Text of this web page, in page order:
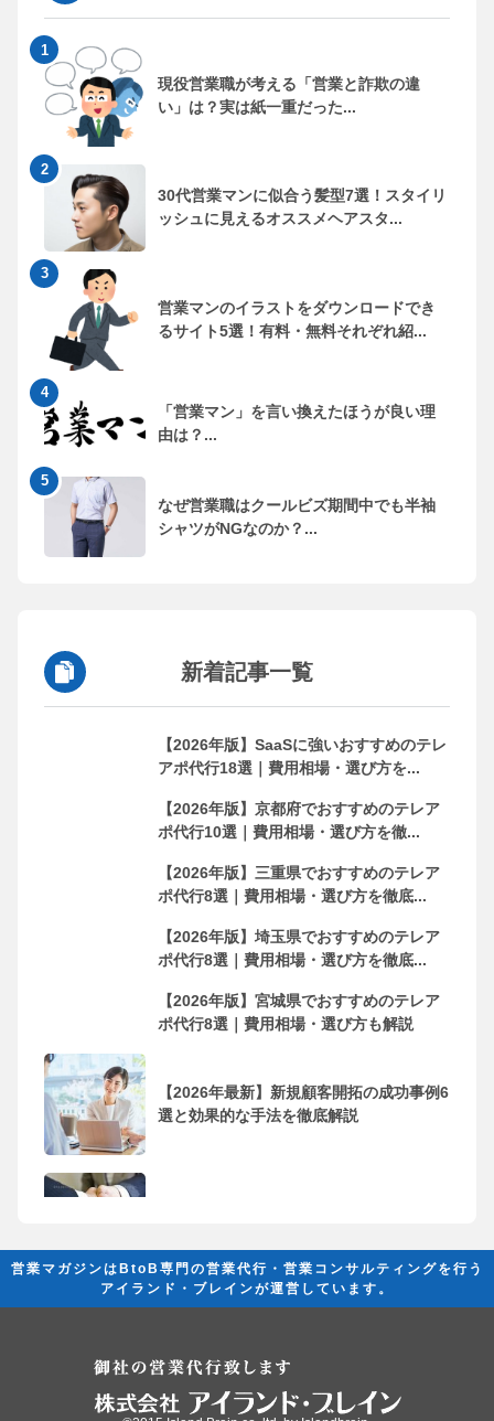
現役営業職が考える「営業と詐欺の違
い」は？実は紙一重だった...
30代営業マンに似合う髪型7選！スタイリ
ッシュに見えるオススメヘアスタ...
営業マンのイラストをダウンロードでき
るサイト5選！有料・無料それぞれ紹...
「営業マン」を言い換えたほうが良い理
由は？...
なぜ営業職はクールビズ期間中でも半袖
シャツがNGなのか？...
新着記事一覧
【2026年版】SaaSに強いおすすめのテレ
アポ代行18選｜費用相場・選び方を...
【2026年版】京都府でおすすめのテレア
ポ代行10選｜費用相場・選び方を徹...
【2026年版】三重県でおすすめのテレア
ポ代行8選｜費用相場・選び方を徹底...
【2026年版】埼玉県でおすすめのテレア
ポ代行8選｜費用相場・選び方を徹底...
【2026年版】宮城県でおすすめのテレア
ポ代行8選｜費用相場・選び方も解説
【2026年最新】新規顧客開拓の成功事例6
選と効果的な手法を徹底解説
営業マガジンはBtoB専門の営業代行・営業コンサルティングを行う
アイランド・ブレインが運営しています。